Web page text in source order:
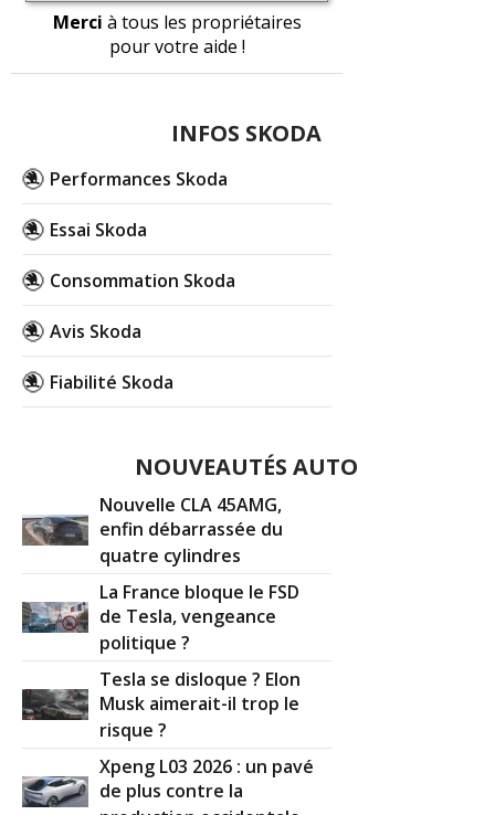
Merci à tous les propriétaires
pour votre aide !
INFOS SKODA
Performances Skoda
Essai Skoda
Consommation Skoda
Avis Skoda
Fiabilité Skoda
NOUVEAUTÉS AUTO
Nouvelle CLA 45AMG,
enfin débarrassée du
quatre cylindres
La France bloque le FSD
de Tesla, vengeance
politique ?
Tesla se disloque ? Elon
Musk aimerait-il trop le
risque ?
Xpeng L03 2026 : un pavé
de plus contre la